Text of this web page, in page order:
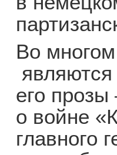
Во
его
о войне
главного